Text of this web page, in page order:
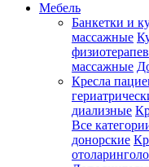
Мебель
Банкетки и
массажные
массажные
Кресла
диализные
Все
донорские